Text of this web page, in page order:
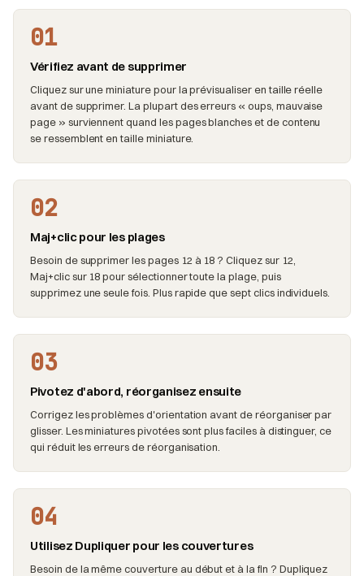
01
Vérifiez avant de supprimer
Cliquez sur une miniature pour la prévisualiser en taille réelle
avant de supprimer. La plupart des erreurs « oups, mauvaise
page » surviennent quand les pages blanches et de contenu
se ressemblent en taille miniature.
02
Maj+clic pour les plages
Besoin de supprimer les pages 12 à 18 ? Cliquez sur 12,
Maj+clic sur 18 pour sélectionner toute la plage, puis
supprimez une seule fois. Plus rapide que sept clics individuels.
03
Pivotez d'abord, réorganisez ensuite
Corrigez les problèmes d'orientation avant de réorganiser par
glisser. Les miniatures pivotées sont plus faciles à distinguer, ce
qui réduit les erreurs de réorganisation.
04
Utilisez Dupliquer pour les couvertures
Besoin de la même couverture au début et à la fin ? Dupliquez